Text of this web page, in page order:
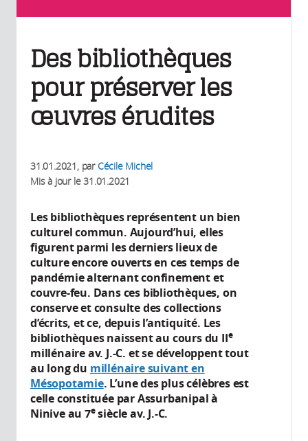
Des bibliothèques
pour préserver les
œuvres érudites
31.01.2021, parCécile Michel
Mis à jour le31.01.2021
Les bibliothèques représentent un bien
culturel commun. Aujourd’hui, elles
figurent parmi les derniers lieux de
culture encore ouverts en ces temps de
pandémie alternant confinement et
couvre-feu. Dans ces bibliothèques, on
conserve et consulte des collections
d’écrits, et ce, depuis l’antiquité. Les
bibliothèques naissent au cours du IIe
millénaire av. J.-C. et se développent tout
au long du millénaire suivant en
Mésopotamie. L’une des plus célèbres est
celle constituée par Assurbanipal à
Ninive au 7esiècle av. J.-C.